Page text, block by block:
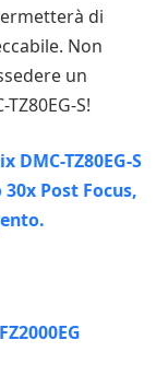
di
Non
un
S!